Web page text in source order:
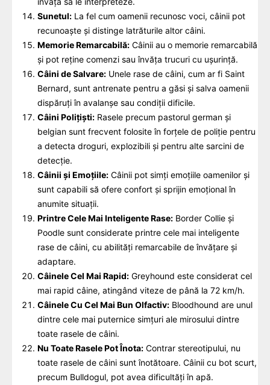
Sunetul: La fel cum oamenii recunosc voci, câinii pot
recunoaște și distinge latrăturile altor câini.
Memorie Remarcabilă: Câinii au o memorie remarcabilă
și pot reține comenzi sau învăța trucuri cu ușurință.
Câini de Salvare: Unele rase de câini, cum ar fi Saint
Bernard, sunt antrenate pentru a găsi și salva oamenii
dispăruți în avalanșe sau condiții dificile.
Câini Polițiști: Rasele precum pastorul german și
belgian sunt frecvent folosite în forțele de poliție pentru
a detecta droguri, explozibili și pentru alte sarcini de
detecție.
Câinii și Emoțiile: Câinii pot simți emoțiile oamenilor și
sunt capabili să ofere confort și sprijin emoțional în
anumite situații.
Printre Cele Mai Inteligente Rase: Border Collie și
Poodle sunt considerate printre cele mai inteligente
rase de câini, cu abilități remarcabile de învățare și
adaptare.
Câinele Cel Mai Rapid: Greyhound este considerat cel
mai rapid câine, atingând viteze de până la 72 km/h.
Câinele Cu Cel Mai Bun Olfactiv: Bloodhound are unul
dintre cele mai puternice simțuri ale mirosului dintre
toate rasele de câini.
Nu Toate Rasele Pot Înota: Contrar stereotipului, nu
toate rasele de câini sunt înotătoare. Câinii cu bot scurt,
precum Bulldogul, pot avea dificultăți în apă.